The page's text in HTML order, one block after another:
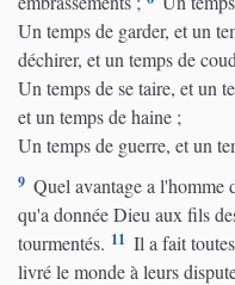
Un temps de garder, et un
déchirer, et un temps de
Un temps de se taire, et un
et un temps de haine ;
Un temps de guerre, et un
9 Quel avantage a l'homme
qu'a donnée Dieu aux fils
tourmentés. 11 Il a fait
livré le monde à leurs